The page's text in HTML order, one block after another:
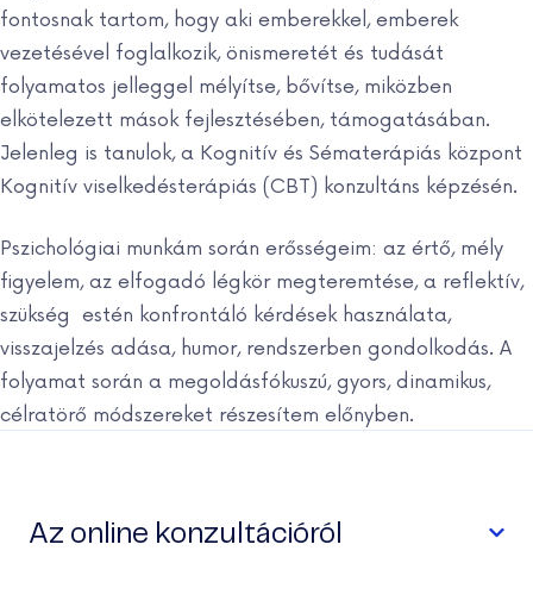
fontosnak tartom, hogy aki emberekkel, emberek
vezetésével foglalkozik, önismeretét és tudását
folyamatos jelleggel mélyítse, bővítse, miközben
elkötelezett mások fejlesztésében, támogatásában.
Jelenleg is tanulok, a Kognitív és Sématerápiás központ
Kognitív viselkedésterápiás (CBT) konzultáns képzésén.
Pszichológiai munkám során erősségeim: az értő, mély
figyelem, az elfogadó légkör megteremtése, a reflektív,
szükség estén konfrontáló kérdések használata,
visszajelzés adása, humor, rendszerben gondolkodás. A
folyamat során a megoldásfókuszú, gyors, dinamikus,
célratörő módszereket részesítem előnyben.
Az online konzultációról